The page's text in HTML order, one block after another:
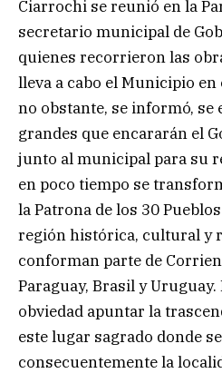
Ciarrochi se reunió en la
secretario municipal de
quienes recorrieron las
lleva a cabo el Municipio
no obstante, se informó, se
grandes que encararán el
junto al municipal para su
en poco tiempo se
la Patrona de los 30
región histórica, cultural y
conforman parte de
Paraguay, Brasil y Uruguay.
obviedad apuntar la
este lugar sagrado donde
consecuentemente la